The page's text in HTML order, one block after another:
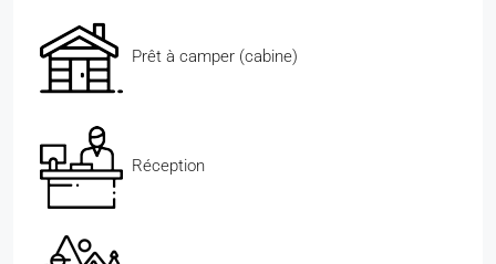
Prêt à camper (cabine)
Réception